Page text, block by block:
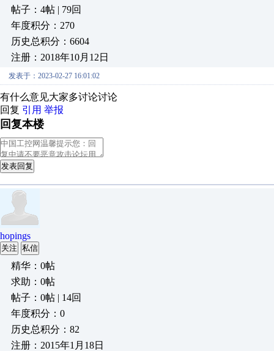
帖子：4帖 | 79回
年度积分：270
历史总积分：6604
注册：2018年10月12日
发表于：2023-02-27 16:01:02
有什么意见大家多讨论讨论
回复 引用 举报
回复本楼
发表回复
hopings
关注 私信
精华：0帖
求助：0帖
帖子：0帖 | 14回
年度积分：0
历史总积分：82
注册：2015年1月18日